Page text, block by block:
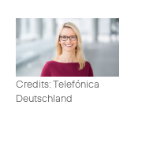
Credits: Telefónica
Deutschland